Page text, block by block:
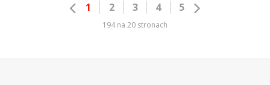
1 2 3 4 5
194 na 20 stronach